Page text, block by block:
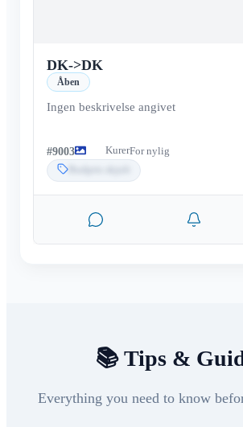
DK->DK
Åben
Ingen beskrivelse angivet
#9003 KurerFor nylig
📚 Tips &
Everything you need to know